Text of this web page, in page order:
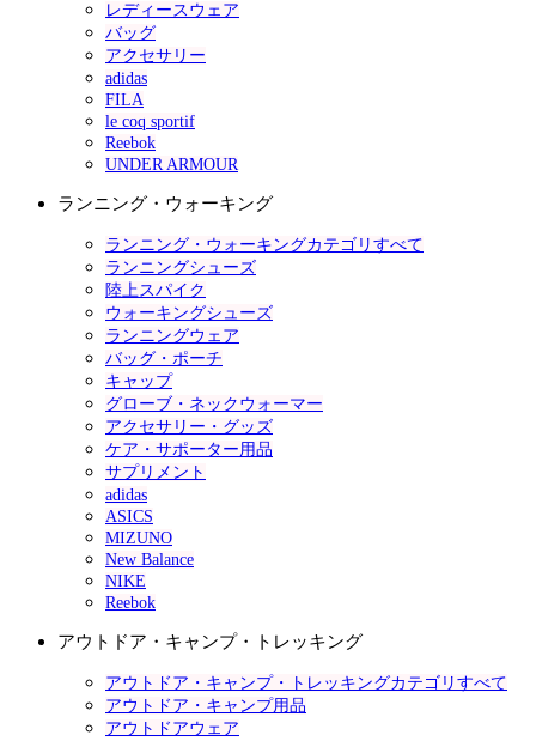
レディースウェア
バッグ
アクセサリー
adidas
FILA
le coq sportif
Reebok
UNDER ARMOUR
ランニング・ウォーキング
ランニング・ウォーキングカテゴリすべて
ランニングシューズ
陸上スパイク
ウォーキングシューズ
ランニングウェア
バッグ・ポーチ
キャップ
グローブ・ネックウォーマー
アクセサリー・グッズ
ケア・サポーター用品
サプリメント
adidas
ASICS
MIZUNO
New Balance
NIKE
Reebok
アウトドア・キャンプ・トレッキング
アウトドア・キャンプ・トレッキングカテゴリすべて
アウトドア・キャンプ用品
アウトドアウェア